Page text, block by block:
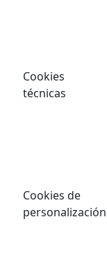
Cookies
técnicas
Cookies de
personalización